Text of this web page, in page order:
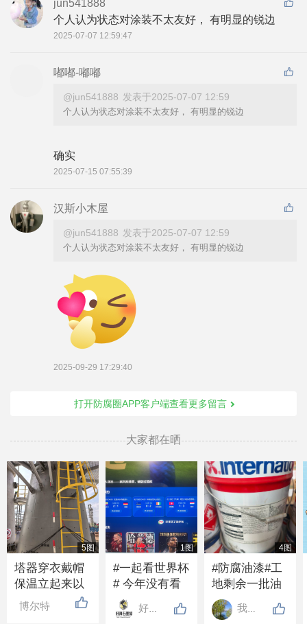
jun541888
个人认为状态对涂装不太友好， 有明显的锐边
2025-07-07 12:59:47
嘟嘟-嘟嘟
@jun541888 发表于2025-07-07 12:59
个人认为状态对涂装不太友好， 有明显的锐边
确实
2025-07-15 07:55:39
汉斯小木屋
@jun541888 发表于2025-07-07 12:59
个人认为状态对涂装不太友好， 有明显的锐边
2025-09-29 17:29:40
打开防腐圈APP客户端查看更多留言
大家都在晒
5图
塔器穿衣戴帽
保温立起来以
后，下过大雨
从下边淌水是
博尔特
1图
#一起看世界杯
# 今年没有看
世界杯的吗？
好多年没人发
好邦涂料
4图
#防腐油漆#工
地剩余一批油
漆带固化剂，2
吨左右，需要
我心飞翔